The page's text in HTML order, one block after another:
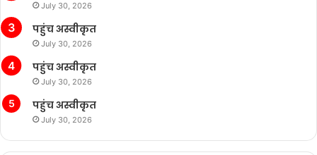
July 30, 2026
पहुंच अस्वीकृत
July 30, 2026
पहुंच अस्वीकृत
July 30, 2026
पहुंच अस्वीकृत
July 30, 2026